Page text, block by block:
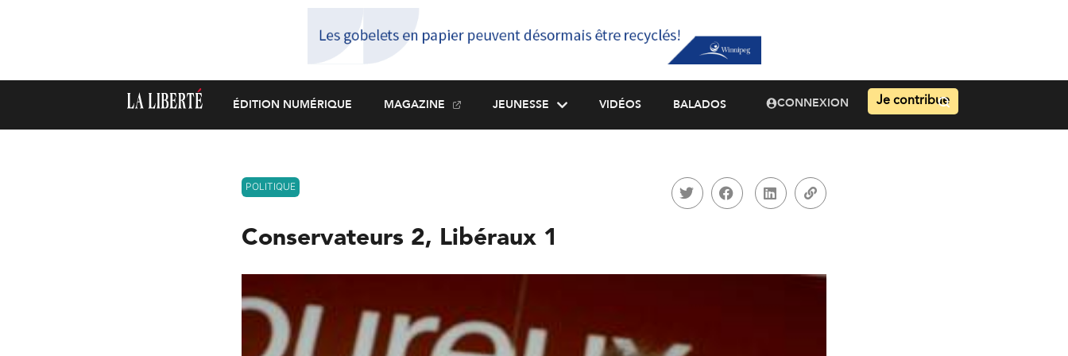
ÉDITION NUMÉRIQUE MAGAZINE JEUNESSE VIDÉOS BALADOS CONNEXION Je contribue
POLITIQUE
Conservateurs 2, Libéraux 1